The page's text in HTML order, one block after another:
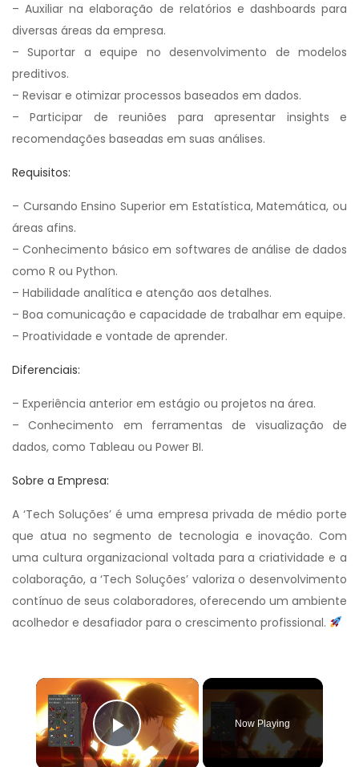
– Auxiliar na elaboração de relatórios e dashboards para
diversas áreas da empresa.
– Suportar a equipe no desenvolvimento de modelos
preditivos.
– Revisar e otimizar processos baseados em dados.
– Participar de reuniões para apresentar insights e
recomendações baseadas em suas análises.
Requisitos:
– Cursando Ensino Superior em Estatística, Matemática, ou
áreas afins.
– Conhecimento básico em softwares de análise de dados
como R ou Python.
– Habilidade analítica e atenção aos detalhes.
– Boa comunicação e capacidade de trabalhar em equipe.
– Proatividade e vontade de aprender.
Diferenciais:
– Experiência anterior em estágio ou projetos na área.
– Conhecimento em ferramentas de visualização de
dados, como Tableau ou Power BI.
Sobre a Empresa:
A ‘Tech Soluções’ é uma empresa privada de médio porte
que atua no segmento de tecnologia e inovação. Com
uma cultura organizacional voltada para a criatividade e a
colaboração, a ‘Tech Soluções’ valoriza o desenvolvimento
contínuo de seus colaboradores, oferecendo um ambiente
acolhedor e desafiador para o crescimento profissional.
×
Play Video
Now Playing